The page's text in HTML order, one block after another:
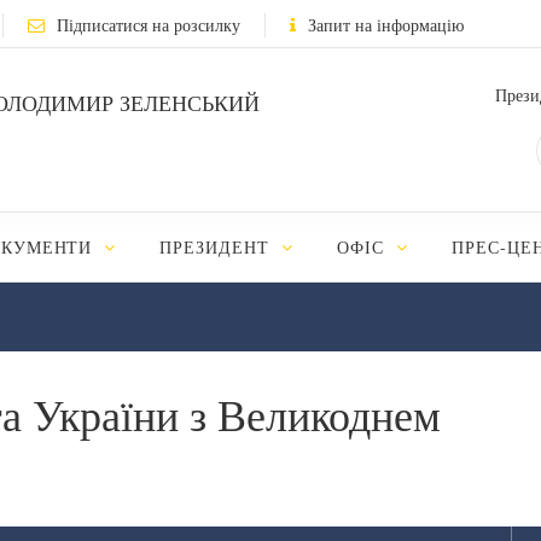
Підписатися на розсилку Запит на інформацію
ЗЕЛЕНСЬКИЙ
ПРЕЗИДЕНТ ОФІС ПРЕС-
України з Великоднем